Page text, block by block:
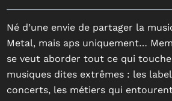
Né d’une envie de partager la
Metal, mais aps uniquement…
se veut aborder tout ce qui
musiques dites extrêmes : les
concerts, les métiers qui